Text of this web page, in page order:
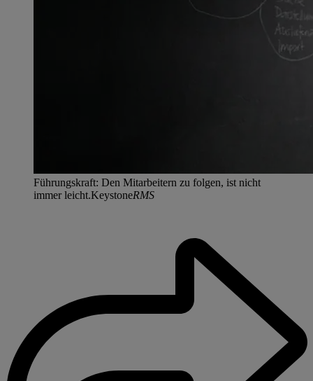
Führungskraft: Den Mitarbeitern zu folgen, ist nicht
immer leicht.KeystoneRMS